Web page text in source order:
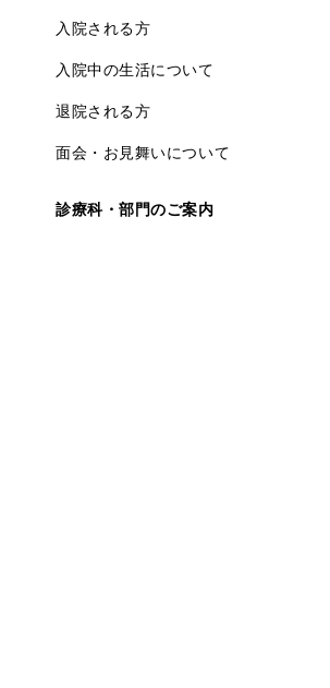
入院される方
入院中の生活について
退院される方
面会・お見舞いについて
診療科・部門のご案内